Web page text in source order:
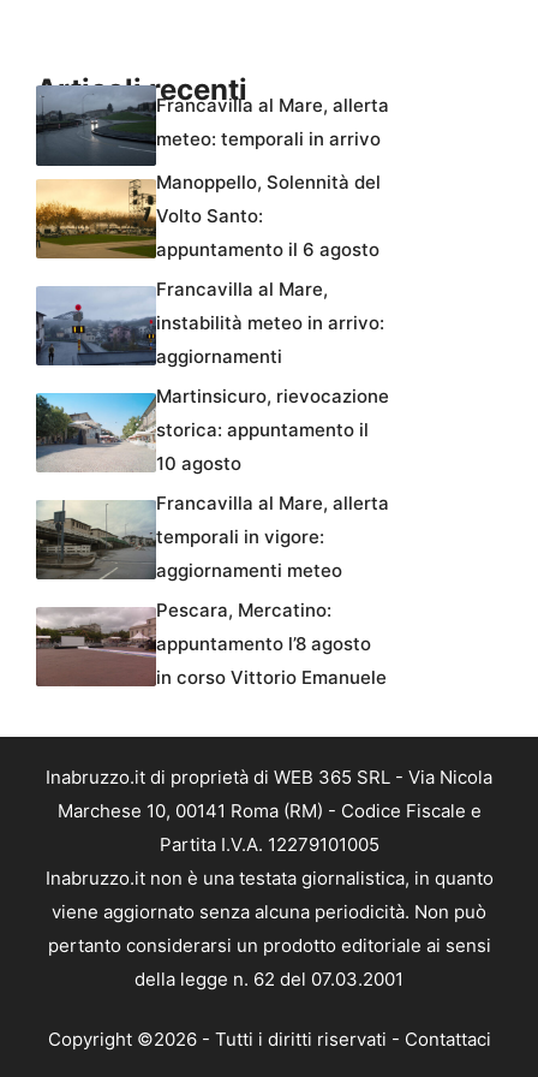
Articoli recentiFrancavilla al Mare, allerta
meteo: temporali in arrivo
Manoppello, Solennità del
Volto Santo:
appuntamento il 6 agosto
Francavilla al Mare,
instabilità meteo in arrivo:
aggiornamenti
Martinsicuro, rievocazione
storica: appuntamento il
10 agosto
Francavilla al Mare, allerta
temporali in vigore:
aggiornamenti meteo
Pescara, Mercatino:
appuntamento l’8 agosto
in corso Vittorio Emanuele
Inabruzzo.it di proprietà di WEB 365 SRL - Via Nicola
Marchese 10, 00141 Roma (RM) - Codice Fiscale e
Partita I.V.A. 12279101005
Inabruzzo.it non è una testata giornalistica, in quanto
viene aggiornato senza alcuna periodicità. Non può
pertanto considerarsi un prodotto editoriale ai sensi
della legge n. 62 del 07.03.2001
Copyright ©2026 - Tutti i diritti riservati - Contattaci